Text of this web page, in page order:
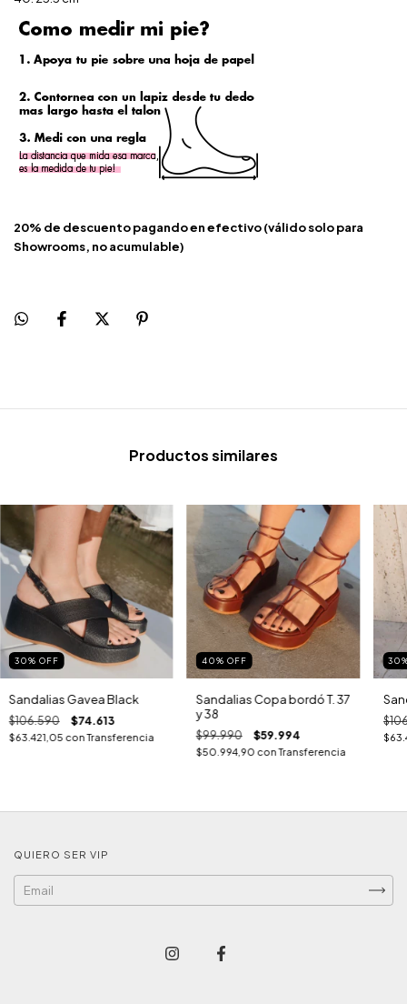
20% de descuento pagando en efectivo (válido solo para
Showrooms, no acumulable)
Productos similares
30% OFF
Sandalias Gavea Black
$106.590 $74.613
$63.421,05 con Transferencia
40% OFF
Sandalias Copa bordó T. 37
y 38
$99.990 $59.994
$50.994,90 con Transferencia
30
QUIERO SER VIP